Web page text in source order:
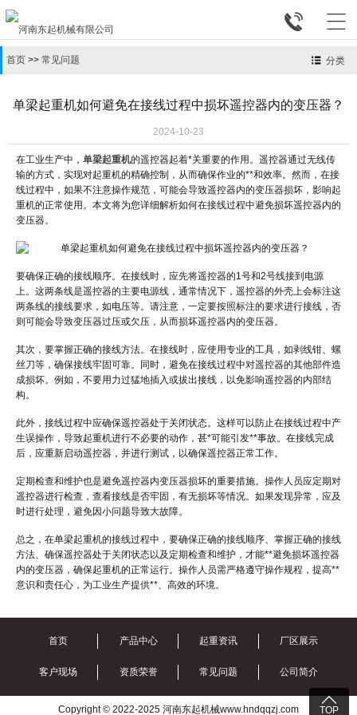


分类
首页 >> 常见问题
单梁起重机如何避免在接线过程中损坏遥控器内的变压器？
2024-10-23
在工业生产中， 单梁起重机的遥控器起着*关重要的作用。遥控器通过无线传
输的方式，实现对起重机的精确控制，从而确保作业的**和效率。然而，在接
线过程中，如果不注意操作规范，可能会导致遥控器内的变压器损坏，影响起
重机的正常使用。本文将为您详细解析如何在接线过程中避免损坏遥控器内的
变压器。
要确保正确的接线顺序。在接线时，应先将遥控器的1号和2号线接到电源
上。这两条线是遥控器的主要电源线，通常情况下，遥控器的外壳上会标注这
两条线的接线要求，如电压等。请注意，一定要按照标注的要求进行接线，否
则可能会导致变压器过压或欠压，从而损坏遥控器内的变压器。
其次，要掌握正确的接线方法。在接线时，应使用专业的工具，如剥线钳、螺
丝刀等，确保接线牢固可靠。同时，避免在接线过程中对遥控器的其他部件造
成损坏。例如，不要用力过猛地插入或拔出接线，以免影响遥控器的内部结
构。
此外，接线过程中应确保遥控器处于关闭状态。这样可以防止在接线过程中产
生误操作，导致起重机进行不必要的动作，甚*可能引发**事故。在接线完成
后，应重新启动遥控器，并进行测试，以确保遥控器正常工作。
定期检查和维护也是避免遥控器内变压器损坏的重要措施。操作人员应定期对
遥控器进行检查，查看接线是否牢固，有无损坏等情况。如果发现异常，应及
时进行处理，避免因小问题导致大故障。
总之，在单梁起重机的接线过程中，要确保正确的接线顺序、掌握正确的接线
方法、确保遥控器处于关闭状态以及定期检查和维护，才能**避免损坏遥控器
内的变压器，确保起重机的正常运行。操作人员需严格遵守操作规程，提高**
意识和责任心，为工业生产提供**、高效的环境。

TOP
首页 产品中心 起重资讯 厂区展示
客户现场 资质荣誉 常见问题 公司简介
Copyright © 2022-2025 河南东起机械www.hndqqzj.com